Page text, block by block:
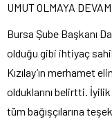
UMUT OLMAYA
Bursa Şube Başkanı
olduğu gibi ihtiyaç
Kızılay’ın merhamet
olduklarını belirtti.
tüm bağışçılarına